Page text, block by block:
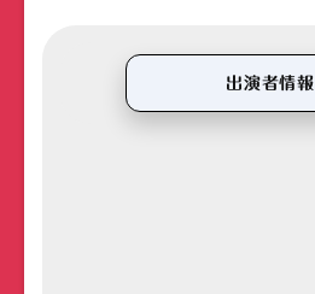
出演者情報